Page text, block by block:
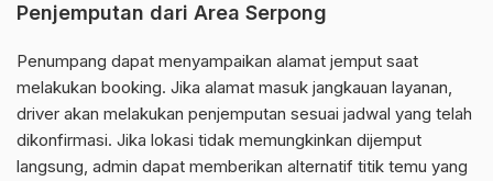
Penjemputan dari Area Serpong
Penumpang dapat menyampaikan alamat jemput saat
melakukan booking. Jika alamat masuk jangkauan layanan,
driver akan melakukan penjemputan sesuai jadwal yang telah
dikonfirmasi. Jika lokasi tidak memungkinkan dijemput
langsung, admin dapat memberikan alternatif titik temu yang